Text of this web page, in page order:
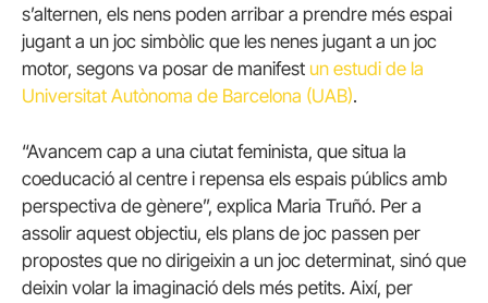
s’alternen, els nens poden arribar a prendre més espai
jugant a un joc simbòlic que les nenes jugant a un joc
motor, segons va posar de manifest un estudi de la
Universitat Autònoma de Barcelona (UAB).
“Avancem cap a una ciutat feminista, que situa la
coeducació al centre i repensa els espais públics amb
perspectiva de gènere”, explica Maria Truñó. Per a
assolir aquest objectiu, els plans de joc passen per
propostes que no dirigeixin a un joc determinat, sinó que
deixin volar la imaginació dels més petits. Així, per